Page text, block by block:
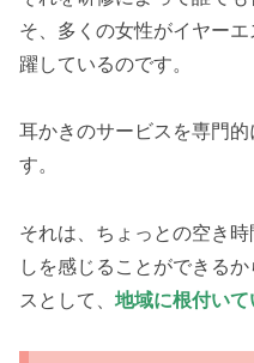
そ、多くの女性がイヤー
躍しているのです。
耳かきのサービスを専門
す。
それは、ちょっとの空き
しを感じることができる
スとして、 地域に根付いて